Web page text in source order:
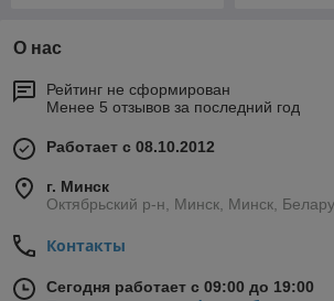
О нас
Рейтинг не сформирован
Менее 5 отзывов за последний год
Работает с 08.10.2012
г. Минск
Октябрьский р-н, Минск, Минск,
Контакты
Сегодня работает с 09:00 до 19:00